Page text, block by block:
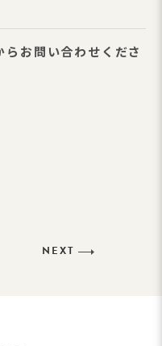
らお問い合わせくださ
NEXT